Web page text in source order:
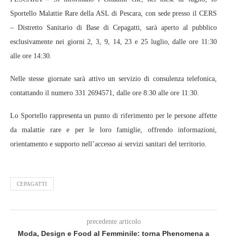
Sportello Malattie Rare della ASL di Pescara, con sede presso il CERS
– Distretto Sanitario di Base di Cepagatti, sarà aperto al pubblico
esclusivamente nei giorni 2, 3, 9, 14, 23 e 25 luglio, dalle ore 11:30
alle ore 14:30.
Nelle stesse giornate sarà attivo un servizio di consulenza telefonica,
contattando il numero 331 2694571, dalle ore 8:30 alle ore 11:30.
Lo Sportello rappresenta un punto di riferimento per le persone affette
da malattie rare e per le loro famiglie, offrendo informazioni,
orientamento e supporto nell’accesso ai servizi sanitari del territorio.
CEPAGATTI
precedente articolo
Moda, Design e Food al Femminile: torna Phenomena a